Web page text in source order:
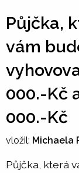
Půjčka,
vám
000.-Kč
000.-Kč
vložil: Michaela
Půjčka, která